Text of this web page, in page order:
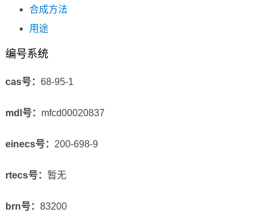
合成方法
用途
编号系统
cas号： 68-95-1
mdl号： mfcd00020837
einecs号： 200-698-9
rtecs号： 暂无
brn号： 83200